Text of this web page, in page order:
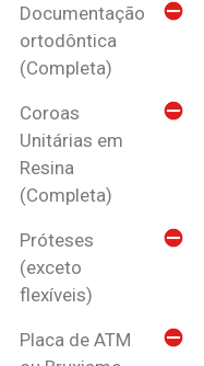
Documentação
ortodôntica
(Completa)
Coroas
Unitárias em
Resina
(Completa)
Próteses
(exceto
flexíveis)
Placa de ATM